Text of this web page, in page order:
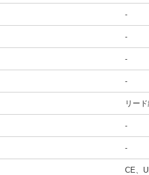
-
-
-
-
リー
-
-
CE、